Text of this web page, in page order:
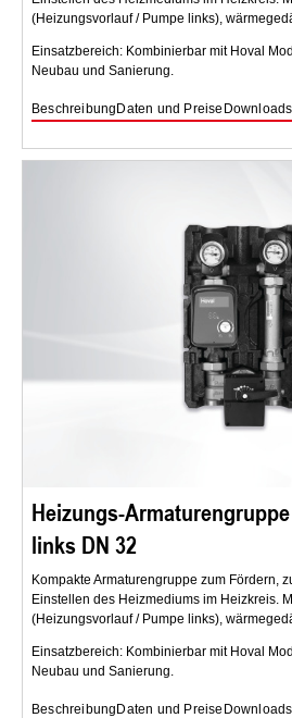
(Heizungsvorlauf / Pumpe links),
Einsatzbereich: Kombinierbar mit Hoval
Neubau und Sanierung.
BeschreibungDaten und Preise Downloads
Heizungs-
links DN 32
Kompakte Armaturengruppe zum Fördern,
Einstellen des Heizmediums im Heizkreis.
(Heizungsvorlauf / Pumpe links),
Einsatzbereich: Kombinierbar mit Hoval
Neubau und Sanierung.
BeschreibungDaten und Preise Downloads